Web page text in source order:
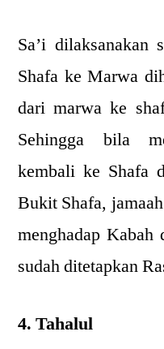
Sa’i dilaksanakan
Shafa ke Marwa
dari marwa ke
Sehingga bila
kembali ke Shafa
Bukit Shafa,
menghadap
sudah ditetapkan
4. Tahalul